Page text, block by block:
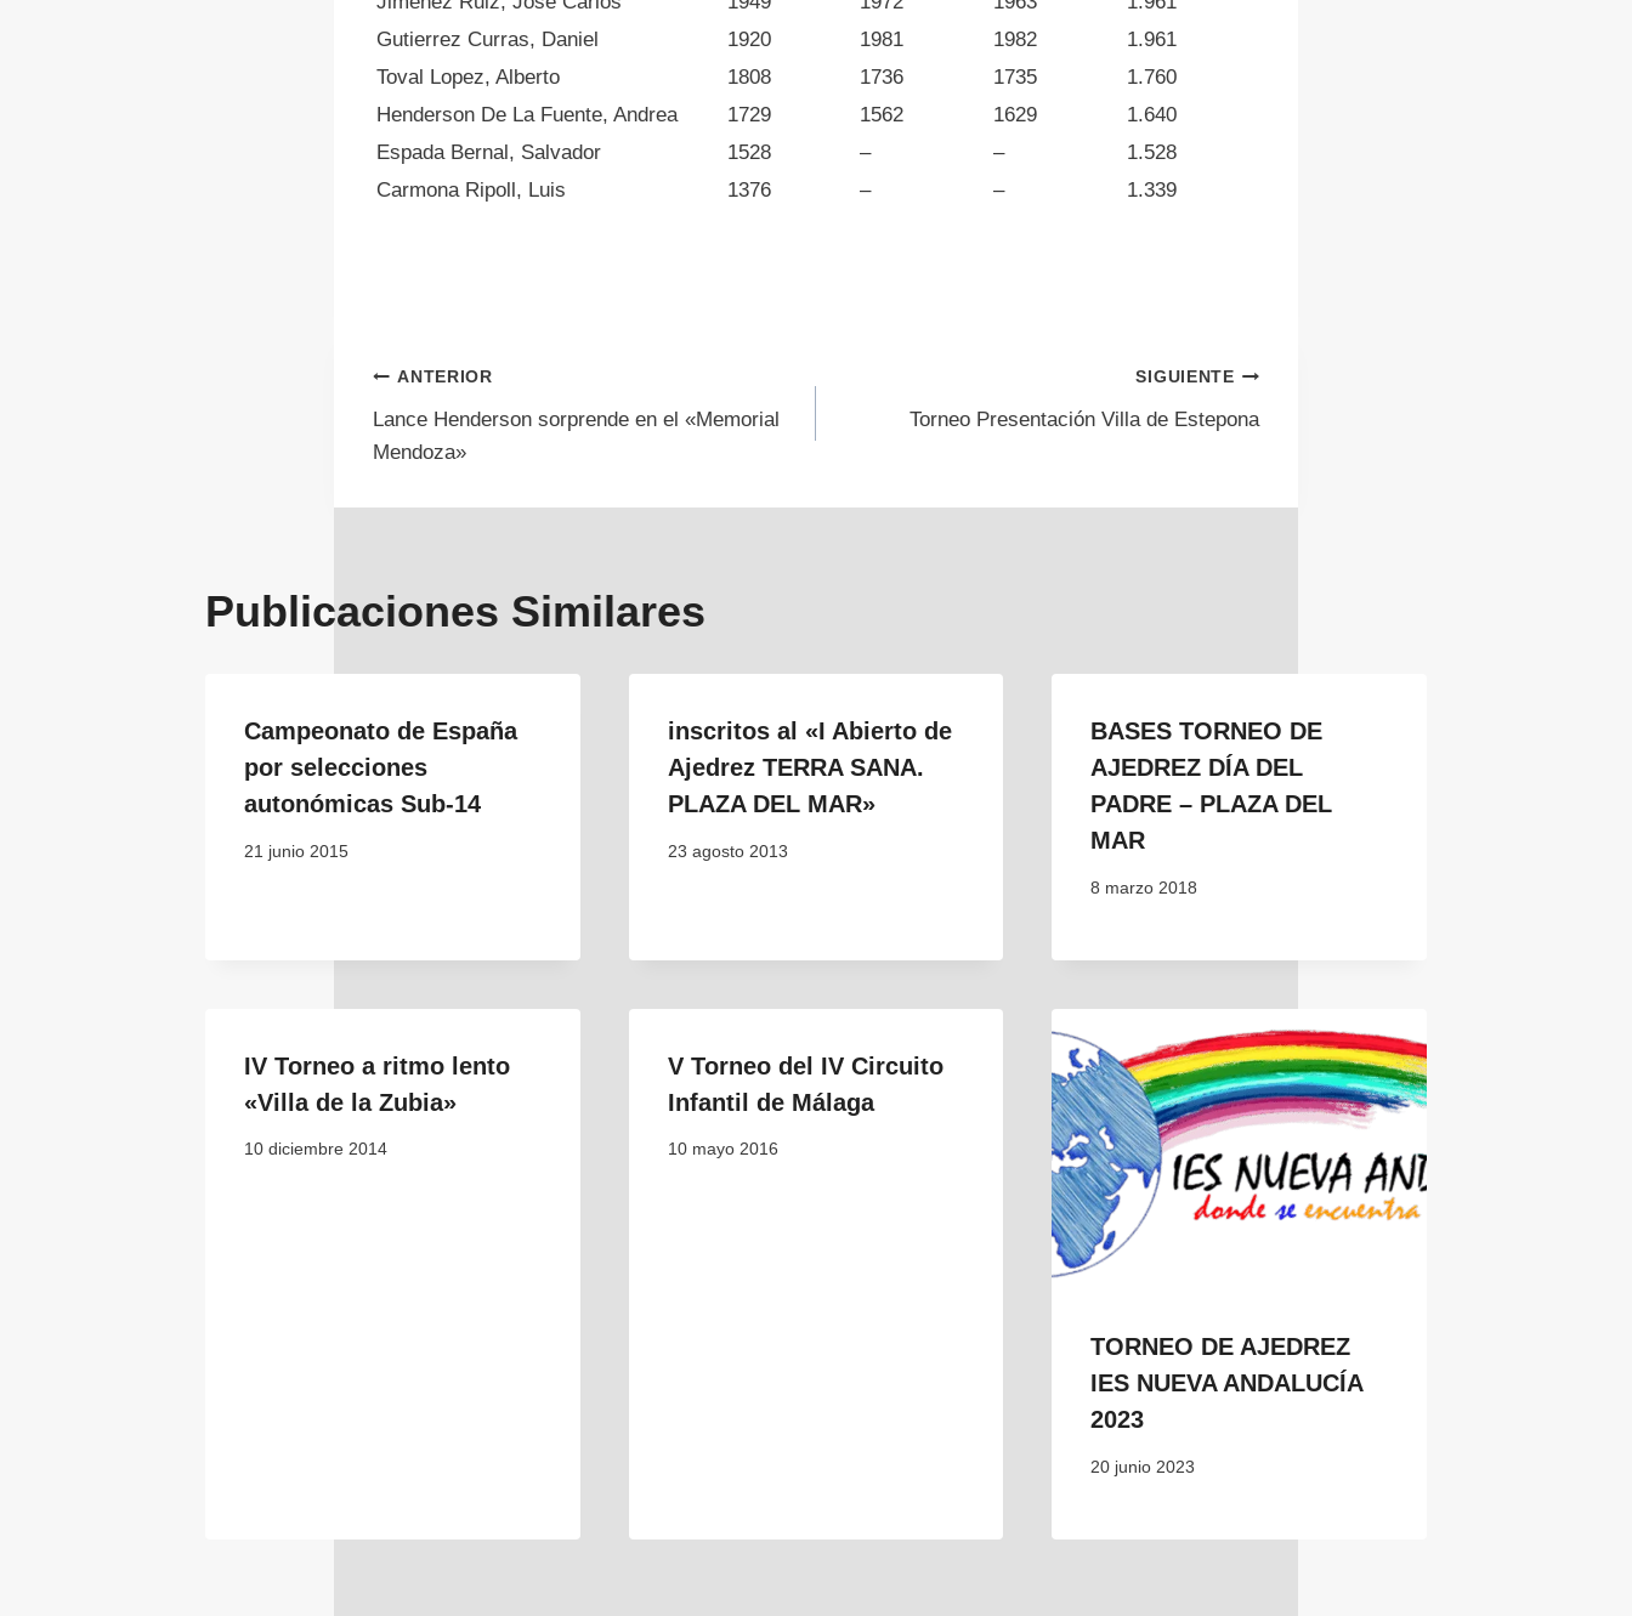
Gutierrez Curras, Daniel
1920 1981 1982
1.961
Toval Lopez, Alberto
1808 1736 1735
1.760
Henderson De La Fuente, Andrea
1729 1562 1629
1.640
Espada Bernal, Salvador
1528 – –
1.528
Carmona Ripoll, Luis
1376 – – 1.339
Navegación
de
entradas
ANTERIOR
Lance Henderson sorprende en el «Memorial
Mendoza»
SIGUIENTE
Torneo Presentación Villa de Estepona
Publicaciones Similares
Campeonato de España
por selecciones
autonómicas Sub-14
21 junio 2015
inscritos al «I Abierto de
Ajedrez TERRA SANA.
PLAZA DEL MAR»
23 agosto 2013
BASES TORNEO DE
AJEDREZ DÍA DEL
PADRE – PLAZA DEL
MAR
8 marzo 2018
IV Torneo a ritmo lento
«Villa de la Zubia»
10 diciembre 2014
V Torneo del IV Circuito
Infantil de Málaga
10 mayo 2016
TORNEO DE AJEDREZ
IES NUEVA ANDALUCÍA
2023
20 junio 2023